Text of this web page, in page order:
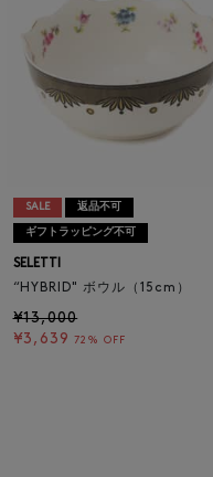
SALE 返品不可
ギフトラッピング不可
SELETTI
“HYBRID" ボウル（15cm）
¥13,000
¥3,639 72% OFF